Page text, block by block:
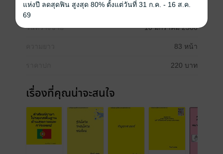
ประเภทไฟล์ pdf
วันที่วางขาย 10 มกราคม 2566
83 หน้า
220 บาท
เรื่องที่คุณน่าจะสนใจ
แห่งปี ลดสุดฟิน สูงสุด 80% ตั้งแต่วันที่ 31 ก.ค. - 16 ส.ค.
69